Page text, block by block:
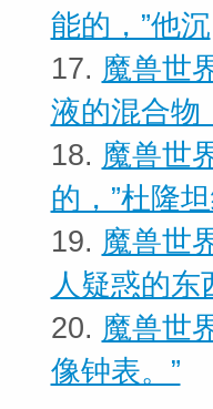
能的，”他沉
17. 魔兽世
液的混合物
18. 魔兽世
的，”杜隆
19. 魔兽世
人疑惑的东
20. 魔兽世
像钟表。”